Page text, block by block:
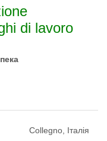
di lavoro
Collegno, Італія